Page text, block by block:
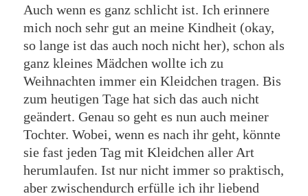
Auch wenn es ganz schlicht ist. Ich erinnere
mich noch sehr gut an meine Kindheit (okay,
so lange ist das auch noch nicht her), schon als
ganz kleines Mädchen wollte ich zu
Weihnachten immer ein Kleidchen tragen. Bis
zum heutigen Tage hat sich das auch nicht
geändert. Genau so geht es nun auch meiner
Tochter. Wobei, wenn es nach ihr geht, könnte
sie fast jeden Tag mit Kleidchen aller Art
herumlaufen. Ist nur nicht immer so praktisch,
aber zwischendurch erfülle ich ihr liebend